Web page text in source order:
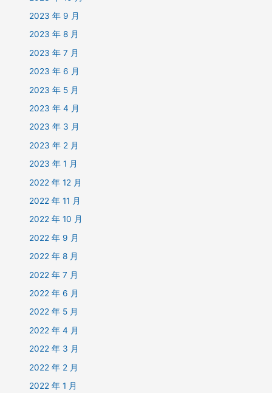
2023 年 9 月
2023 年 8 月
2023 年 7 月
2023 年 6 月
2023 年 5 月
2023 年 4 月
2023 年 3 月
2023 年 2 月
2023 年 1 月
2022 年 12 月
2022 年 11 月
2022 年 10 月
2022 年 9 月
2022 年 8 月
2022 年 7 月
2022 年 6 月
2022 年 5 月
2022 年 4 月
2022 年 3 月
2022 年 2 月
2022 年 1 月